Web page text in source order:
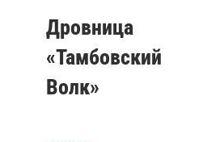
Дровница
«Тамбовский
Волк»